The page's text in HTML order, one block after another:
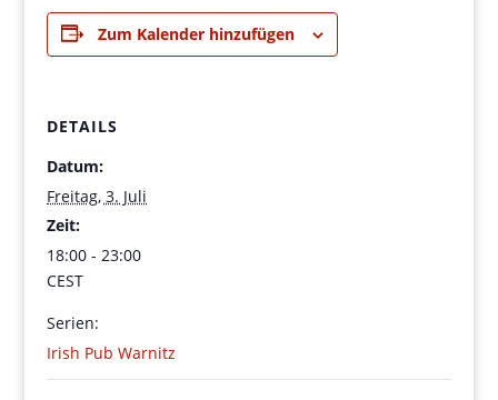
Zum Kalender hinzufügen
DETAILS
Datum:
Freitag, 3. Juli
Zeit:
18:00 - 23:00
CEST
Serien:
Irish Pub Warnitz